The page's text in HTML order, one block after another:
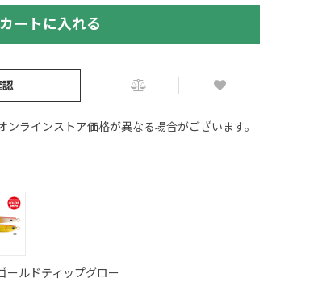
カートに入れる
ラインストア価格が異なる場合がございます。
ールドティップグロー